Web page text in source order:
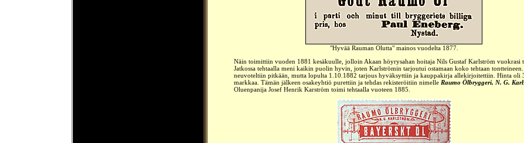
"Hyvää Rauman Olutta" mainos vuodelta 1877.
Näin toimittiin vuoden 1881 kesäkuulle, jolloin Akaan höyrysahan hoitaja Nils Gustaf Karlström vuokrasi
Jatkossa tehtaalla meni kaikin puolin hyvin, joten Karlströmin tarjoutui ostamaan koko tehtaan tontteineen.
neuvoteltiin pitkään, mutta lopulta 1.10.1882 tarjous hyväksyttiin ja kauppakirja allekirjoitettiin. Hinta oli
markkaa. Tämän jälkeen osakeyhtiö purettiin ja tehdas rekisteröitiin nimelle Raumo Ölbryggeri, N. G.
Oluenpanija Josef Henrik Karström toimi tehtaalla vuoteen 1885.